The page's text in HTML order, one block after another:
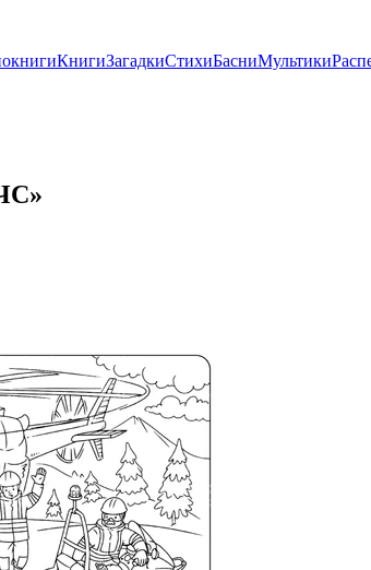
КнигиЗагадкиСтихиБасниМультики